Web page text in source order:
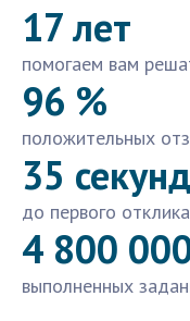
17 лет
помогаем вам
96 %
положительных
35 секунд
до первого
4 800
выполненных